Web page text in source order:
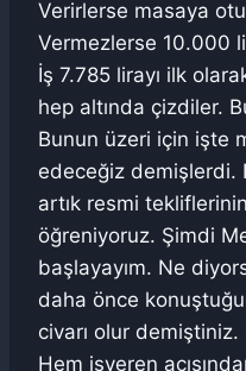
Verirlerse masaya
Vermezlerse 10.000
İş 7.785 lirayı ilk
hep altında çizdiler.
Bunun üzeri için işte
edeceğiz demişlerdi.
artık resmi
öğreniyoruz. Şimdi
başlayayım. Ne
daha önce
civarı olur
Hem işveren